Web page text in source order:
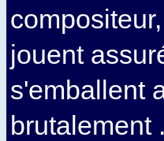
jouent
s'emballent
brutalement